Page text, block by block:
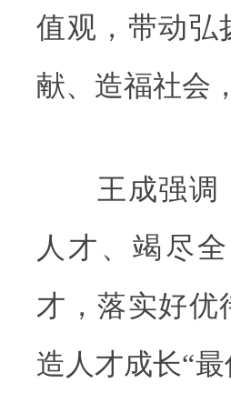
值观，带动弘
献、造福社会
王成强调，
人才、竭尽
才，落实好优
造人才成长“